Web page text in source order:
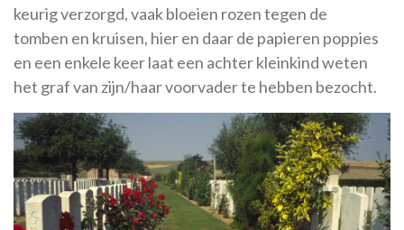
keurig verzorgd, vaak bloeien rozen tegen de
tomben en kruisen, hier en daar de papieren poppies
en een enkele keer laat een achter kleinkind weten
het graf van zijn/haar voorvader te hebben bezocht.